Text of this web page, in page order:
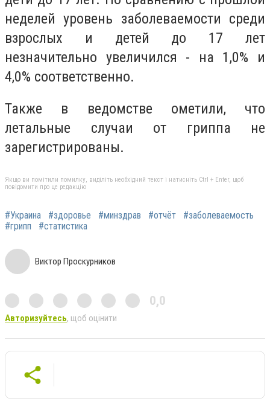
неделей уровень заболеваемости среди
взрослых и детей до 17 лет
незначительно увеличился - на 1,0% и
4,0% соответственно.
Также в ведомстве ометили, что
летальные случаи от гриппа не
зарегистрированы.
Якщо ви помітили помилку, виділіть необхідний текст і натисніть Ctrl + Enter, щоб
повідомити про це редакцію
#Украина #здоровье #минздрав #отчёт
#заболеваемость
#грипп
#статистика
Виктор Проскурников
0,0
Авторизуйтесь, щоб оцінити